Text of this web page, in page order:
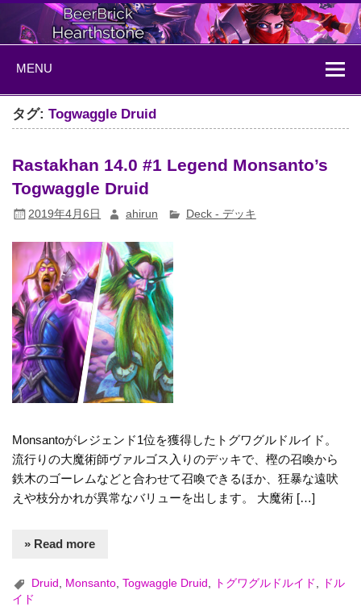
Skip
content
BeerBrick
Hearthstone
MENU
タグ:Togwaggle Druid
Rastakhan 14.0 #1 Legend Monsanto’s
Togwaggle Druid
2019年4月6日 ahirun Deck - デッキ
Monsantoがレジェンド1位を獲得したトグワグルドルイド。
流行りの大魔術師ヴァルゴス入りのデッキで、樫の召喚から
鉄木のゴーレムなどと合わせて召喚できるほか、狂暴な遠吠
えや枝分かれが異常なバリューを出します。 大魔術 […]
» Read more
Druid Monsanto ,Togwaggle Druid トグワグルドルイド
ドル
イド